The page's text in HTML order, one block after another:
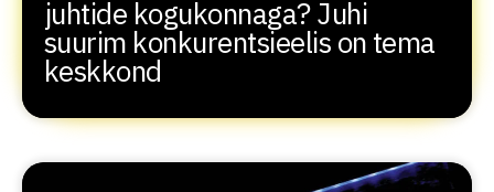
juhtide kogukonnaga? Juhi
suurim konkurentsieelis on tema
keskkond